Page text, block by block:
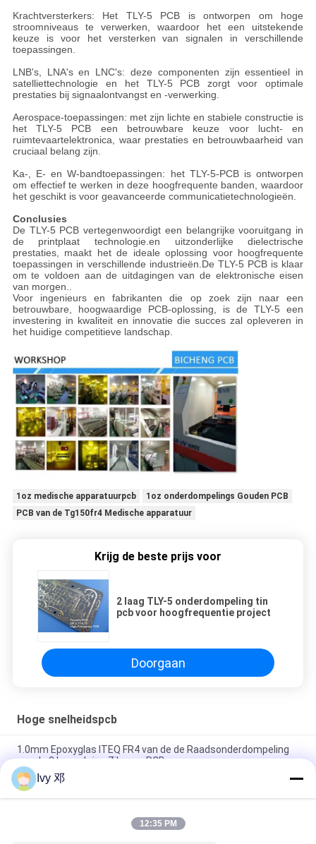
Krachtversterkers: Het TLY-5 PCB is ontworpen om hoge
stroomniveaus te verwerken, waardoor het een uitstekende
keuze is voor het versterken van signalen in verschillende
toepassingen.
LNB's, LNA's en LNC's: deze componenten zijn essentieel in
satelliettechnologie en het TLY-5 PCB zorgt voor optimale
prestaties bij signaalontvangst en -verwerking.
Aerospace-toepassingen: met zijn lichte en stabiele constructie is
het TLY-5 PCB een betrouwbare keuze voor lucht- en
ruimtevaartelektronica, waar prestaties en betrouwbaarheid van
cruciaal belang zijn.
Ka-, E- en W-bandtoepassingen: het TLY-5-PCB is ontworpen
om effectief te werken in deze hoogfrequente banden, waardoor
het geschikt is voor geavanceerde communicatietechnologieën.
Conclusies
De TLY-5 PCB vertegenwoordigt een belangrijke vooruitgang in
de printplaat technologie.en uitzonderlijke dielectrische
prestaties, maakt het de ideale oplossing voor hoogfrequente
toepassingen in verschillende industrieën.De TLY-5 PCB is klaar
om te voldoen aan de uitdagingen van de elektronische eisen
van morgen..
Voor ingenieurs en fabrikanten die op zoek zijn naar een
betrouwbare, hoogwaardige PCB-oplossing, is de TLY-5 een
investering in kwaliteit en innovatie die succes zal opleveren in
het huidige competitieve landschap.
1oz medische apparatuurpcb
1oz onderdompelings Gouden PCB
PCB van de Tg150fr4 Medische apparatuur
Krijg de beste prijs voor
2 laag TLY-5 onderdompeling tin
pcb voor hoogfrequentie project
Doorgaan
Hoge snelheidspcb
1.0mm Epoxyglas ITEQ FR4 van de de Raadsonderdompeling
van de 2 Lagenkring Zilveren PCB
Gouden van de de Randschakelaar van Vingerpcb Vergulde van
de de Kringsraad PCB van het Contactvingers Harde Gouden
12-laagse M6 PCB-impedantiebeheersing ENIG meerlaagse
Ivy 邓
12:35 PM